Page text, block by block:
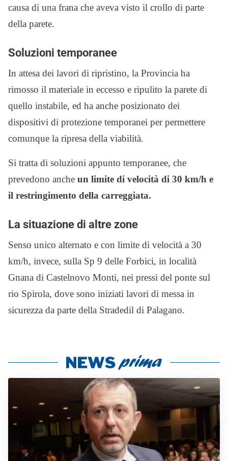
causa di una frana che aveva visto il crollo di parte
della parete.
Soluzioni temporanee
In attesa dei lavori di ripristino, la Provincia ha
rimosso il materiale in eccesso e ripulito la parete di
quello instabile, ed ha anche posizionato dei
dispositivi di protezione temporanei per permettere
comunque la ripresa della viabilità.
Si tratta di soluzioni appunto temporanee, che
prevedono anche un limite di velocità di 30 km/h e
il restringimento della carreggiata.
La situazione di altre zone
Senso unico alternato e con limite di velocità a 30
km/h, invece, sulla Sp 9 delle Forbici, in località
Gnana di Castelnovo Monti, nei pressi del ponte sul
rio Spirola, dove sono iniziati lavori di messa in
sicurezza da parte della Stradedil di Palagano.